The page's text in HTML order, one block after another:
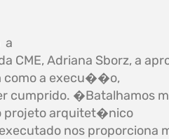
a
CME, Adriana Sborz, a
como a execu��o,
cumprido. �Batalhamos
projeto arquitet�nico
nos proporciona